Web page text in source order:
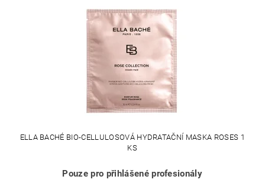
ELLA BACHÉ BIO-CELLULOSOVÁ HYDRATAČNÍ MASKA ROSES 1
KS
Pouze pro přihlášené profesionály